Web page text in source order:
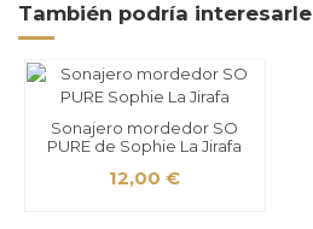
También podría interesarle
Sonajero mordedor SO
PURE de Sophie La Jirafa
12,00 €